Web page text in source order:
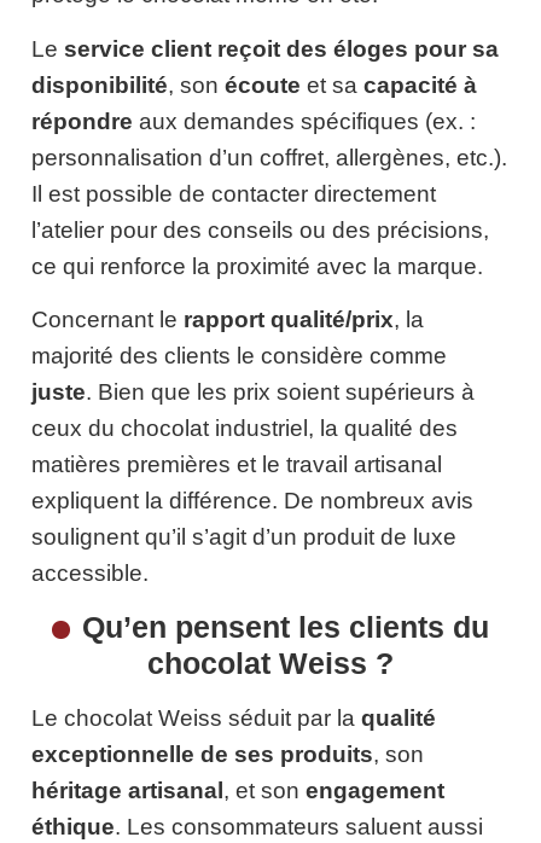
Le service client reçoit des éloges pour sa
disponibilité, son écoute et sa capacité à
répondre aux demandes spécifiques (ex. :
personnalisation d’un coffret, allergènes, etc.).
Il est possible de contacter directement
l’atelier pour des conseils ou des précisions,
ce qui renforce la proximité avec la marque.
Concernant le rapport qualité/prix, la
majorité des clients le considère comme
juste. Bien que les prix soient supérieurs à
ceux du chocolat industriel, la qualité des
matières premières et le travail artisanal
expliquent la différence. De nombreux avis
soulignent qu’il s’agit d’un produit de luxe
accessible.
Qu’en pensent les clients du
chocolat Weiss ?
Le chocolat Weiss séduit par la qualité
exceptionnelle de ses produits, son
héritage artisanal , et son engagement
éthique. Les consommateurs saluent aussi